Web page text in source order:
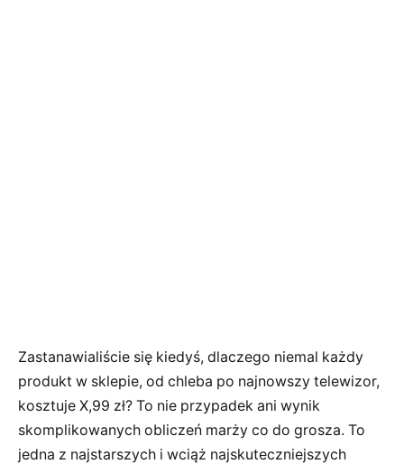
Zastanawialiście się kiedyś, dlaczego niemal każdy
produkt w sklepie, od chleba po najnowszy telewizor,
kosztuje X,99 zł? To nie przypadek ani wynik
skomplikowanych obliczeń marży co do grosza. To
jedna z najstarszych i wciąż najskuteczniejszych